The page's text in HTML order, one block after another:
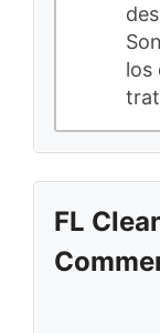
los
FL